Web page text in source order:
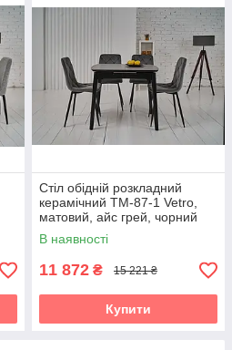
Стіл обідній розкладний
керамічний TM-87-1 Vetro,
матовий, айс грей, чорний
каркас
В наявності
11 872 ₴ 15 221 ₴
Купити